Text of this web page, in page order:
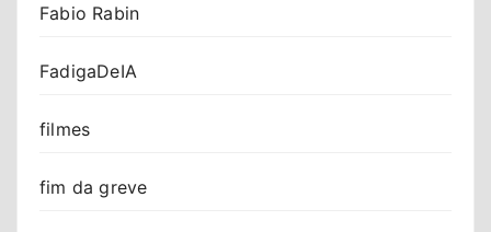
Fabio Rabin
FadigaDeIA
filmes
fim da greve